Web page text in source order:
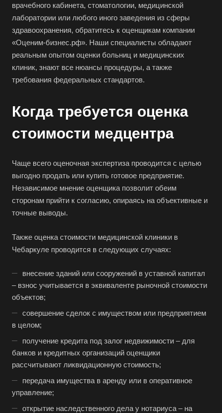
врачебного кабинета, стоматологии, медицинской
лаборатории или любого иного заведения из сферы
здравоохранения, обратитесь к оценщикам компании
«Оценим-бизнес.рф». Наши специалисты обладают
реальным опытом оценки больниц и медицинских
клиник, знают все нюансы процедуры, а также
требования федеральных стандартов.
Когда требуется оценка
стоимости медцентра
Чаще всего оценочная экспертиза проводится с целью
выгодно продать или купить готовое предприятие.
Независимое мнение оценщика позволит обеим
сторонам прийти к согласию, опираясь на объективные и
точные выводы.
Также оценка стоимости медицинской клиники в
Чебаркуле проводится в следующих случаях:
внесение зданий или сооружений в уставной капитал
– взнос учитывается в эквиваленте рыночной стоимости
объектов;
совершение сделок с имуществом или предприятием
в целом;
получение кредита под залог недвижимости – для
банков и кредитных организаций оценщики
рассчитывают ликвидационную стоимость;
передача имущества в аренду или в оперативное
управление;
открытие наследственного дела у нотариуса – на